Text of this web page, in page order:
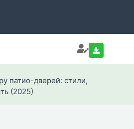
патио-дверей: стили,
(2025)